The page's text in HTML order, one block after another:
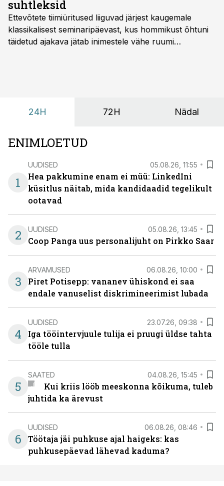
suhtleksid
Ettevõtete tiimiüritused liiguvad järjest kaugemale
klassikalisest seminaripäevast, kus hommikust õhtuni
täidetud ajakava jätab inimestele vähe ruumi
24H 72H Nädal
ENIMLOETUD
1
UUDISED 05.08.26, 11:55
Hea pakkumine enam ei müü: LinkedIni
küsitlus näitab, mida kandidaadid tegelikult
ootavad
2 UUDISED 05.08.26, 13:45
Coop Panga uus personalijuht on Pirkko Saar
3
ARVAMUSED 06.08.26, 10:00
Piret Potisepp: vananev ühiskond ei saa
endale vanuselist diskrimineerimist lubada
4
UUDISED 23.07.26, 09:38
Iga tööintervjuule tulija ei pruugi üldse tahta
tööle tulla
5
SAATED 04.08.26, 15:45
Kui kriis lööb meeskonna kõikuma, tuleb
juhtida ka ärevust
6
UUDISED 06.08.26, 08:46
Töötaja jäi puhkuse ajal haigeks: kas
puhkusepäevad lähevad kaduma?